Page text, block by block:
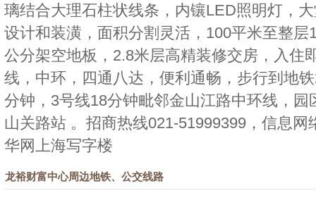
璃结合大理石柱状线条，内镶LED照明灯，
设计和装潢，面积分割灵活，100平米至整层
公分架空地板，2.8米层高精装修交房，入住
线，中环，四通八达，便利通畅，步行到地
分钟，3号线18分钟毗邻金山江路中环线，园
山关路站 。招商热线021-51999399，信息网
华网上海写字楼
龙裕财富中心周边地铁、公交线路